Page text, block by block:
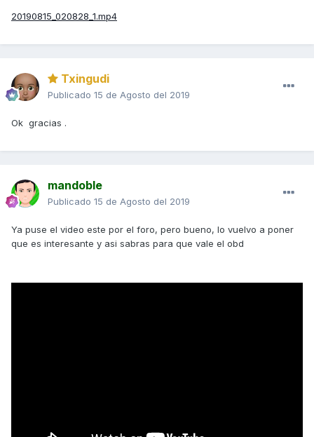
20190815_020828_1.mp4
Txingudi
Publicado 15 de Agosto del 2019
Ok gracias .
mandoble
Publicado 15 de Agosto del 2019
Ya puse el video este por el foro, pero bueno, lo vuelvo a poner
que es interesante y asi sabras para que vale el obd